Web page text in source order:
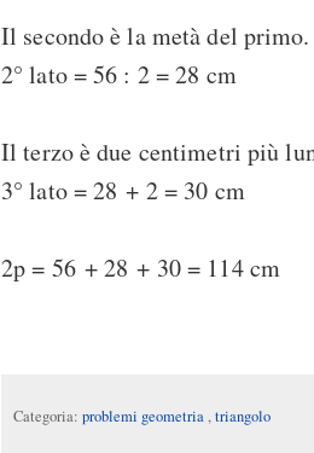
Il secondo è la metà del primo.
2° lato = 56 : 2 = 28 cm
Il terzo è due centimetri più
3° lato = 28 + 2 = 30 cm
2p = 56 + 28 + 30 = 114 cm
Categoria: problemi geometria,triangolo